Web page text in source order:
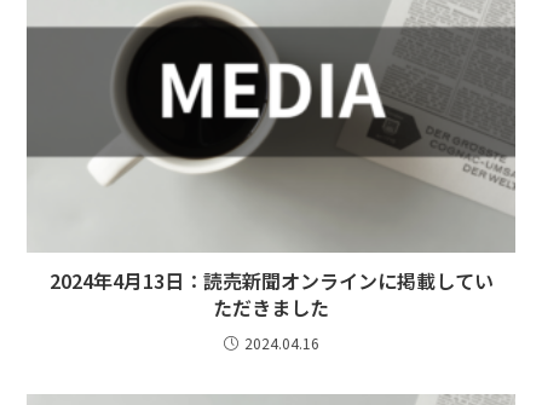
2024年4月13日：読売新聞オンラインに掲載してい
ただきました
2024.04.16